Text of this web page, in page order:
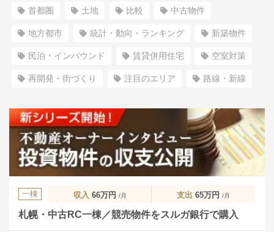
首都圏 土地 比較 中古物件
地方都市 統計・動向・ランキング 新築物件
民泊・インバウンド 賃貸併用住宅 空室対策
再開発・街づくり 注目のエリア 路線・新線
一棟 収入 66万円 /月 支出 65万円 /月
札幌・中古RC一棟／競売物件をスルガ銀行で購入